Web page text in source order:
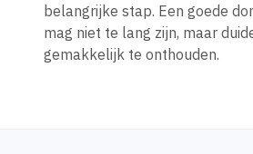
belangrijke stap. Een goede
mag niet te lang zijn, maar
gemakkelijk te onthouden.